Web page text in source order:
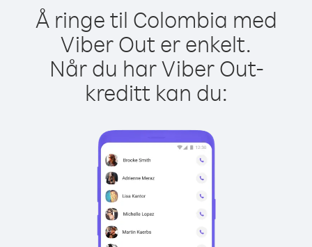
Å ringe til Colombia med
Viber Out er enkelt.
Når du har Viber Out-
kreditt kan du: